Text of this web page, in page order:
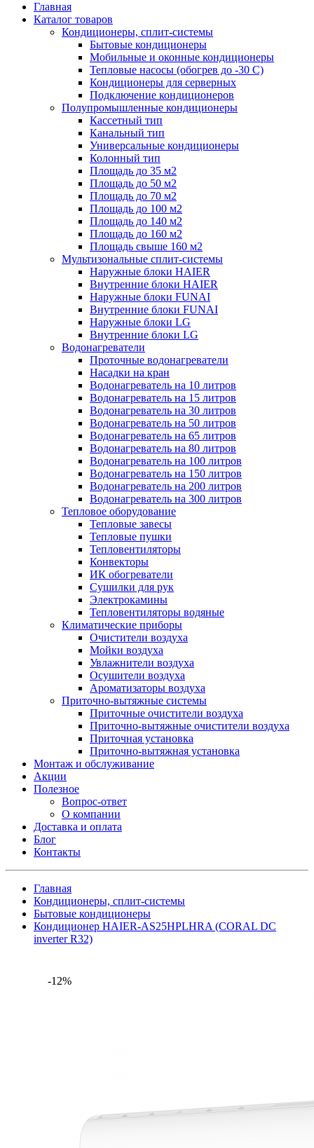
Главная
Каталог товаров
Кондиционеры, сплит-системы
Бытовые кондиционеры
Мобильные и оконные кондиционеры
Тепловые насосы (обогрев до -30 C)
Кондиционеры для серверных
Подключение кондиционеров
Полупромышленные кондиционеры
Кассетный тип
Канальный тип
Универсальные кондиционеры
Колонный тип
Площадь до 35 м2
Площадь до 50 м2
Площадь до 70 м2
Площадь до 100 м2
Площадь до 140 м2
Площадь до 160 м2
Площадь свыше 160 м2
Мультизональные сплит-системы
Наружные блоки HAIER
Внутренние блоки HAIER
Hаружные блоки FUNAI
Внутренние блоки FUNAI
Наружные блоки LG
Внутренние блоки LG
Водонагреватели
Проточные водонагреватели
Наcадки на кран
Водонагреватель на 10 литров
Водонагреватель на 15 литров
Водонагреватель на 30 литров
Водонагреватель на 50 литров
Водонагреватель на 65 литров
Водонагреватель на 80 литров
Водонагреватель на 100 литров
Водонагреватель на 150 литров
Водонагреватель на 200 литров
Водонагреватель на 300 литров
Тепловое оборудование
Тепловые завесы
Тепловые пушки
Тепловентиляторы
Конвекторы
ИК обогреватели
Сушилки для рук
Электрокамины
Тепловентиляторы водяные
Климатические приборы
Очистители воздуха
Мойки воздуха
Увлажнители воздуха
Осушители воздуха
Ароматизаторы воздуха
Приточно-вытяжные системы
Приточные очистители воздуха
Приточно-вытяжные очистители воздуха
Приточная установка
Приточно-вытяжная установка
Монтаж и обслуживание
Акции
Полезное
Вопрос-ответ
О компании
Доставка и оплата
Блог
Контакты
Главная
Кондиционеры, сплит-системы
Бытовые кондиционеры
Кондиционер HAIER-AS25HPLHRA (CORAL DC
inverter R32)
-12%